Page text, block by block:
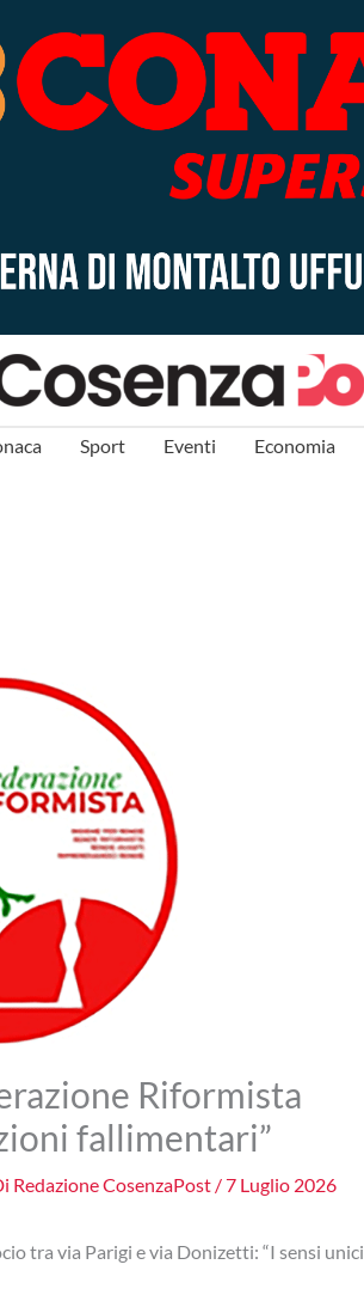
Sport Eventi Economia
Riformista
fallimentari”
Redazione CosenzaPost /7 Luglio 2026
tra via Parigi e via Donizetti: “I sensi unici